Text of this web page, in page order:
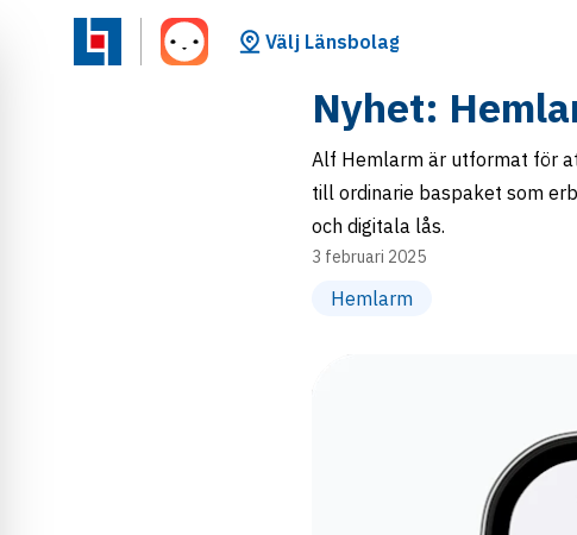
Välj Länsbolag
Nyhet:
Alf Hemlarm är utformat för
till ordinarie baspaket som
och digitala lås.
3 februari 2025
Hemlarm